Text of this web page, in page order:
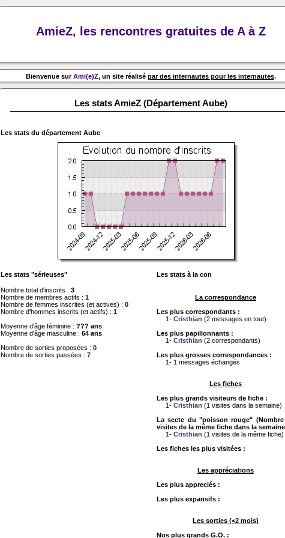
AmieZ, les rencontres gratuites de A à Z
Bienvenue surAmi(e)Z, un site réalisé par des internautes pour les internautes.
Les stats AmieZ (Département Aube)
Les stats du département Aube
Les stats "sérieuses" Les stats à la con
Nombre total d'inscrits : 3
Nombre de membres actifs : 1
Nombre de femmes inscrites (et actives) : 0
Nombre d'hommes inscrits (et actifs) : 1
Moyenne d'âge féminine : ??? ans
Moyenne d'âge masculine : 64 ans
Nombre de sorties proposées : 0
Nombre de sorties passées : 7
La correspondance
Les plus correspondants :
1- Cristhian (2 messages en tout)
Les plus papillonnants :
1- Cristhian (2 correspondants)
Les plus grosses correspondances :
1- 1 messages échangés
Les fiches
Les plus grands visiteurs de fiche :
1- Cristhian (1 visites dans la semaine)
La secte du "poisson rouge"
visites de la même fiche dans la
1- Cristhian (1 visites de la même fiche)
Les fiches les plus visitées :
Les appréciations
Les plus appreciés :
Les plus expansifs :
Les sorties (<2 mois)
Nos plus grands G.O. :